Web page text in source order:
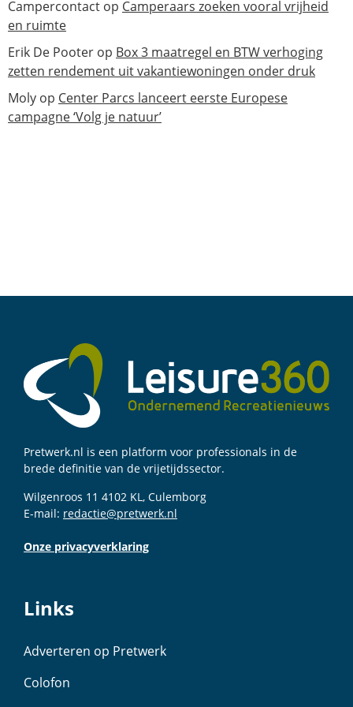
Campercontact op Camperaars zoeken vooral vrijheid
en ruimte
Erik De Pooter op Box 3 maatregel en BTW verhoging
zetten rendement uit vakantiewoningen onder druk
Moly op Center Parcs lanceert eerste Europese
campagne ‘Volg je natuur’
Pretwerk.nl is een platform voor professionals in de
brede definitie van de vrijetijdssector.
Wilgenroos 11 4102 KL, Culemborg
E-mail: redactie@pretwerk.nl
Onze privacyverklaring
Links
Adverteren op Pretwerk
Colofon